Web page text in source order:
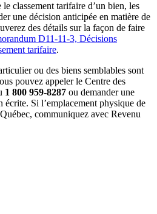
classement tarifaire d’un bien, les
une décision anticipée en matière de
des détails sur la façon de faire
D11-11-3, Décisions
tarifaire.
ou des biens semblables sont
pouvez appeler le Centre des
1 800 959-8287 ou demander une
Si l’emplacement physique de
communiquez avec Revenu